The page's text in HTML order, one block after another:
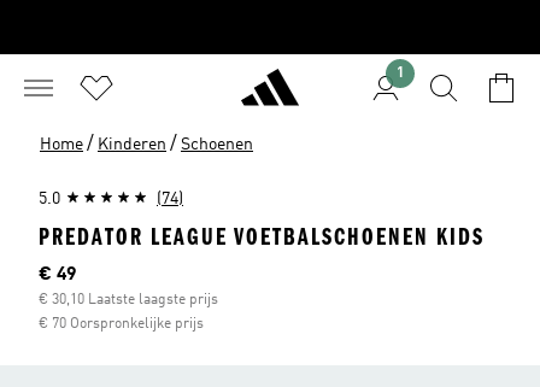
1
Home / Kinderen / Schoenen
5.0 (74)
PREDATOR LEAGUE VOETBALSCHOENEN KIDS
Current price
€ 49
€ 30,10 Laatste laagste prijs
€ 70 Oorspronkelijke prijs